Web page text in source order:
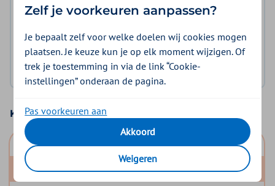
voor u gelden.
Log in met DigiD
Geen DigiD?Vraag aan
Kies uw basisverzekering
Basis Start
Basis Zeker
Zelf je voorkeuren aanpassen?
Je bepaalt zelf voor welke doelen wij cookies mogen
plaatsen. Je keuze kun je op elk moment wijzigen. Of
trek je toestemming in via de link “Cookie-
instellingen” onderaan de pagina.
Pas voorkeuren aan
Akkoord
Weigeren